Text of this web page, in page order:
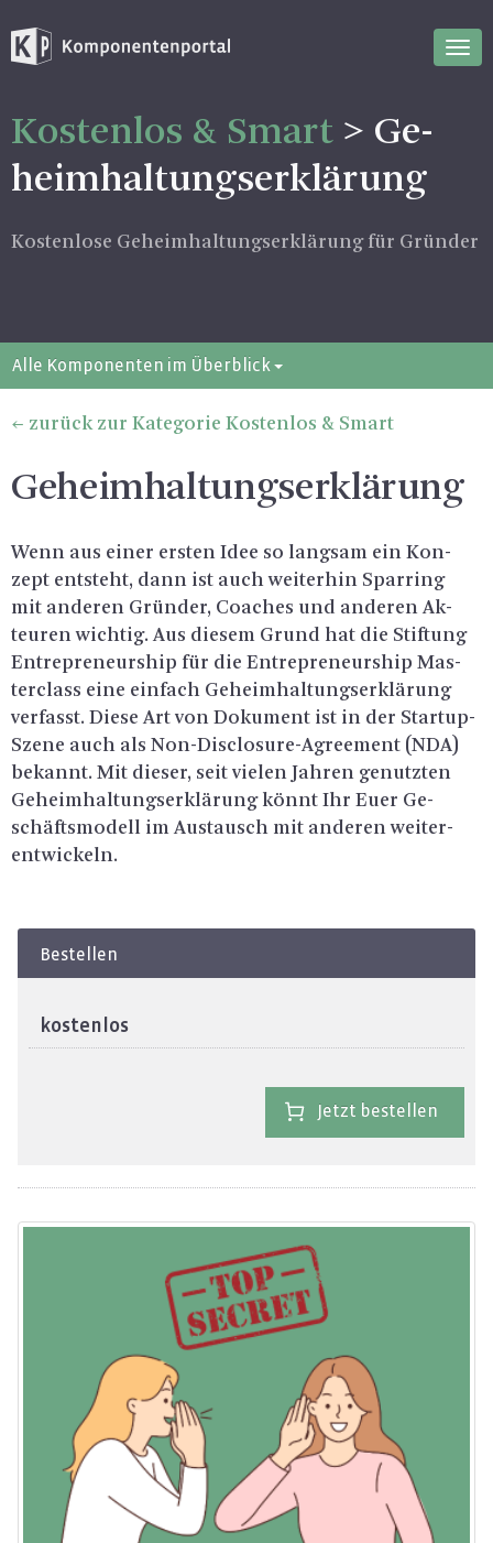
Kos­ten­los & Smart > Ge­
heim­hal­tungs­er­klä­rung
Kos­ten­lo­se Ge­heim­hal­tungs­er­klä­rung für Grün­der
Alle Komponenten im Überblick
zurück zur Kategorie Kostenlos & Smart
Geheimhaltungserklärung
Wenn aus einer ers­ten Idee so lang­sam ein Kon­
zept ent­steht, dann ist auch wei­ter­hin Spar­ring
mit an­de­ren Grün­der, Coa­ches und an­de­ren Ak­
teu­ren wich­tig. Aus die­sem Grund hat die Stif­tung
En­tre­pre­neurship für die En­tre­pre­neurship Mas­
ter­class eine ein­fach Ge­heim­hal­tungs­er­klä­rung
ver­fasst. Diese Art von Do­ku­ment ist in der Star­t­up-
Sze­ne auch als Non-Dis­clo­sure-Agree­ment (NDA)
be­kannt. Mit die­ser, seit vie­len Jah­ren ge­nutz­ten
Ge­heim­hal­tungs­er­klä­rung könnt Ihr Euer Ge­
schäfts­mo­dell im Aus­tausch mit an­de­ren wei­ter­
ent­wi­ckeln.
Bestellen
kostenlos
Jetzt bestellen